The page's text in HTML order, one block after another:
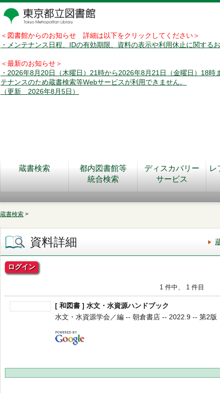
＜図書館からのお知らせ 詳細は以下をクリックしてください＞
・メンテナンス日程、IDの有効期限、資料の表示や利用休止に関する
＜最新のお知らせ＞
・2026年8月20日（木曜日）21時から2026年8月21日（金曜日）18時
テナンスのため蔵書検索等Webサービスが利用できません。
（更新 2026年8月5日）
蔵書検索
都内図書館等
統合検索
ディスカバリー
サービス
レ
蔵書検索 >
資料詳細
ログイン
1 件中、 1 件目
[ 和図書 ] 水文・水資源ハンドブック
水文・水資源学会／編 -- 朝倉書店 -- 2022.9 -- 第2版